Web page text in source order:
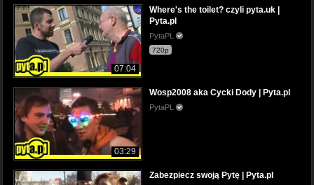
07:04
Where's the toilet? czyli pyta.uk |
Pyta.pl
PytaPL
720p
03:29
Wosp2008 aka Cycki Dody | Pyta.pl
PytaPL
Zabezpiecz swoją Pytę | Pyta.pl